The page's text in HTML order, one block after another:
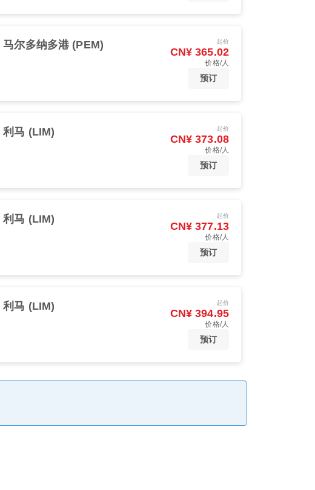
马尔多纳多港 (PEM) 起价
CN¥ 365.02
价格/人
预订
利马 (LIM) 起价
CN¥ 373.08
价格/人
预订
利马 (LIM) 起价
CN¥ 377.13
价格/人
预订
利马 (LIM) 起价
CN¥ 394.95
价格/人
预订